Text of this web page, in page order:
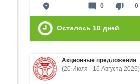
place thumb_down 0
mode_comment 0
Осталось 10 дней
Акционные предложения
(20 Июля - 16 Августа 2026)